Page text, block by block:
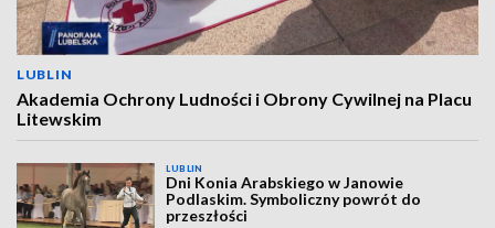
LUBLIN
Akademia Ochrony Ludności i Obrony Cywilnej na Placu
Litewskim
LUBLIN
Dni Konia Arabskiego w Janowie
Podlaskim. Symboliczny powrót do
przeszłości